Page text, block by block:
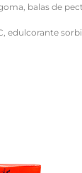
balas de
edulcorante